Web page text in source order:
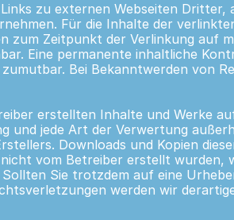
zu externen Webseiten
Für die Inhalte der
zum Zeitpunkt der Verlinkung auf
Eine permanente inhaltliche
Bei Bekanntwerden von
erstellten Inhalte und Werke
und jede Art der Verwertung
Downloads und Kopien
vom Betreiber erstellt
Sie trotzdem auf eine
werden wir